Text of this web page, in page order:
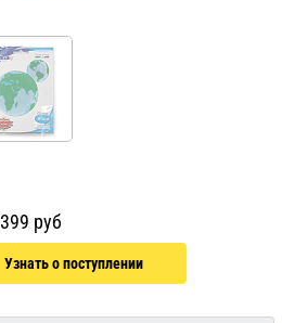
399 руб
Узнать о поступлении